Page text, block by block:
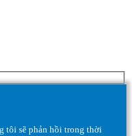
tôi sẽ phản hồi trong thời